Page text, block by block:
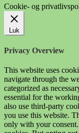
Cookie- og
Luk
Privacy Overview
This website uses
navigate through the
categorized as
essential for the
also use third-party
you use this website.
only with your